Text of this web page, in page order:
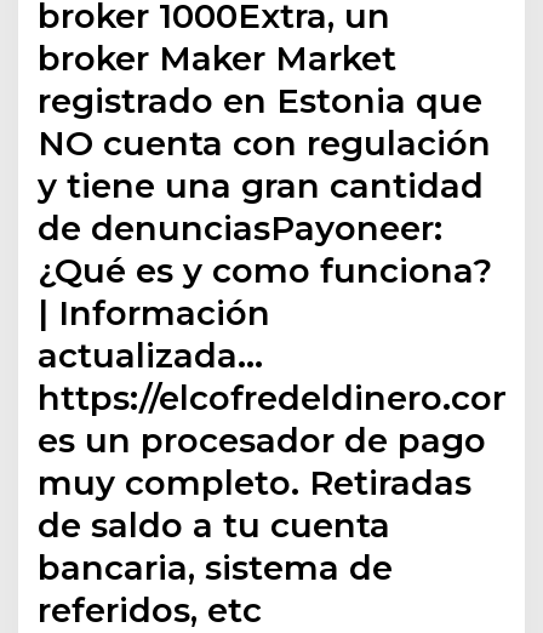
broker 1000Extra, un
broker Maker Market
registrado en Estonia que
NO cuenta con regulación
y tiene una gran cantidad
de denunciasPayoneer:
¿Qué es y como funciona?
| Información
actualizada…
https://
es un procesador de pago
muy completo. Retiradas
de saldo a tu cuenta
bancaria, sistema de
referidos, etc